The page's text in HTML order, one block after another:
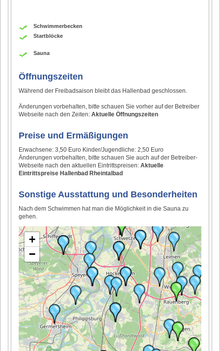
Schwimmerbecken
Startblöcke
Sauna
Öffnungszeiten
Während der Freibadsaison bleibt das Hallenbad geschlossen.
Änderungen vorbehalten, bitte schauen Sie vorher auf der Betreiber
Webseite nach den Zeiten:Aktuelle Öffnungszeiten
Preise und Ermäßigungen
Erwachsene: 3,50 Euro Kinder/Jugendliche: 2,50 Euro
Änderungen vorbehalten, bitte schauen Sie auch auf der Betreiber-
Webseite nach den aktuellen Eintrittspreisen:Aktuelle
Eintrittspreise Hallenbad Rheintalbad
Sonstige Ausstattung und Besonderheiten
Nach dem Schwimmen hat man die Möglichkeit in die Sauna zu
gehen.
+
−